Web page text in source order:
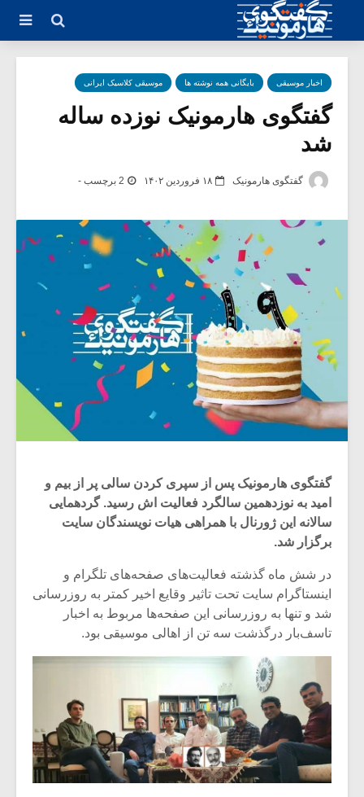
اخبار موسیقی بایگانی همه نوشته ها موسیقی کلاسیک ایرانی
گفتگوی هارمونیک نوزده ساله
شد
گفتگوی هارمونیک ۱۸ فروردین ۱۴۰۲ 2 برچسب -
گفتگوی هارمونیک پس از سپری کردن سالی پر از بیم و
امید به نوزدهمین سالگرد فعالیت اش رسید. گردهمایی
سالانه این ژورنال با همراهی هیات نویسندگان سایت
برگزار شد.
در شش ماه گذشته فعالیت‌های صفحه‌های تلگرام و
اینستاگرام سایت تحت تاثیر وقایع اخیر کمتر به روزرسانی
شد و تنها به روزرسانی این صفحه‌ها مربوط به اخبار
تاسف‌بار درگذشت سه تن از اهالی موسیقی بود.